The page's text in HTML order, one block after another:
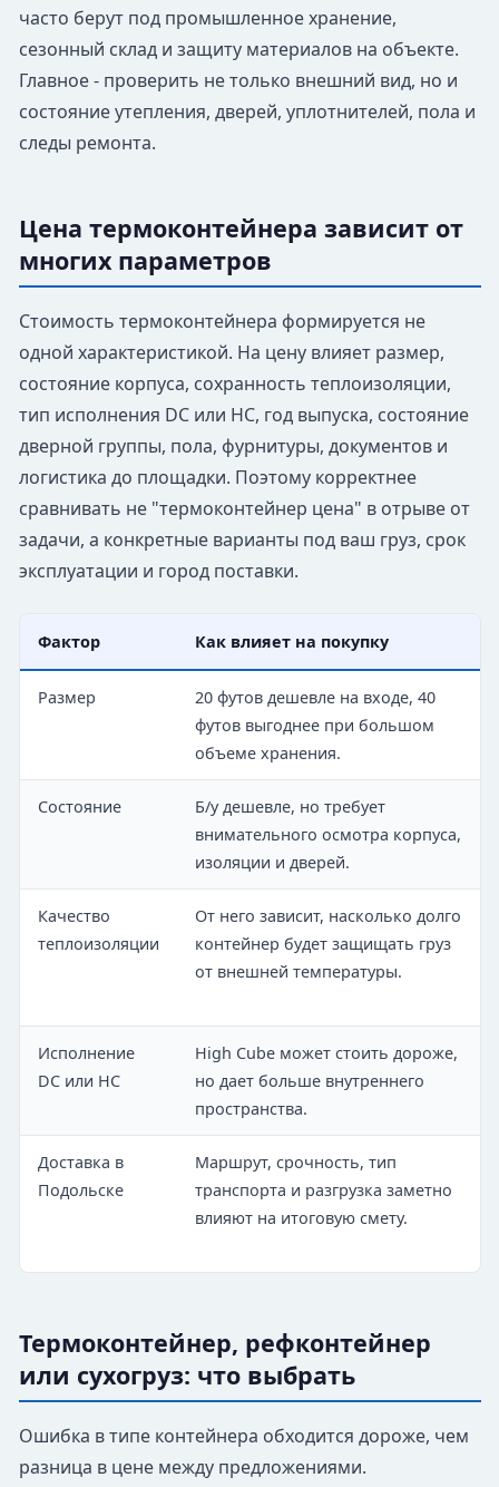
часто берут под промышленное хранение,
сезонный склад и защиту материалов на объекте.
Главное - проверить не только внешний вид, но и
состояние утепления, дверей, уплотнителей, пола и
следы ремонта.
Цена термоконтейнера зависит от
многих параметров
Стоимость термоконтейнера формируется не
одной характеристикой. На цену влияет размер,
состояние корпуса, сохранность теплоизоляции,
тип исполнения DC или HC, год выпуска, состояние
дверной группы, пола, фурнитуры, документов и
логистика до площадки. Поэтому корректнее
сравнивать не "термоконтейнер цена" в отрыве от
задачи, а конкретные варианты под ваш груз, срок
эксплуатации и город поставки.
Фактор Как влияет на покупку
Размер
20 футов дешевле на входе, 40
футов выгоднее при большом
объеме хранения.
Состояние
Б/у дешевле, но требует
внимательного осмотра корпуса,
изоляции и дверей.
Качество
теплоизоляции
От него зависит, насколько долго
контейнер будет защищать груз
от внешней температуры.
Исполнение
DC или HC
High Cube может стоить дороже,
но дает больше внутреннего
пространства.
Доставка в
Подольске
Маршрут, срочность, тип
транспорта и разгрузка заметно
влияют на итоговую смету.
Термоконтейнер, рефконтейнер
или сухогруз: что выбрать
Ошибка в типе контейнера обходится дороже, чем
разница в цене между предложениями.